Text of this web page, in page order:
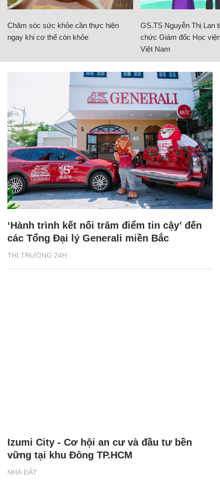
Chăm sóc sức khỏe cần thực hiện
ngay khi cơ thể còn khỏe
GS.TS Nguyễn Thị Lan
chức Giám đốc Học
Việt Nam
THỊ TRƯỜNG 24H
‘Hành trình kết nối trăm điểm tin cậy’ đến
các Tổng Đại lý Generali miền Bắc
NHÀ ĐẤT
Izumi City - Cơ hội an cư và đầu tư bền
vững tại khu Đông TP.HCM